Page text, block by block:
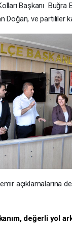
Başkanı Buğra
Doğan, ve partililer
açıklamalarına
değerli yol